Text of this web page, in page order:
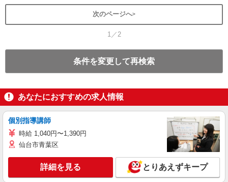
次のページへ
1／2
条件を変更して再検索
あなたにおすすめの求人情報
個別指導講師
時給 1,040円〜1,390円
仙台市青葉区
詳細を見る とりあえずキープ